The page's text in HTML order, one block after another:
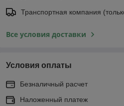
Транспортная компания
Все условия доставки
Условия оплаты
Безналичный расчет
Наложенный платеж